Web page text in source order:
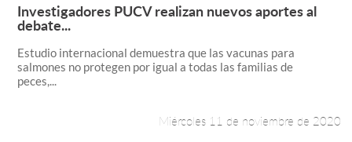
Leer más +
Investigadores PUCV realizan nuevos aportes al
debate...
Estudio internacional demuestra que las vacunas para
salmones no protegen por igual a todas las familias de
peces,...
Miércoles 11 de noviembre de 2020